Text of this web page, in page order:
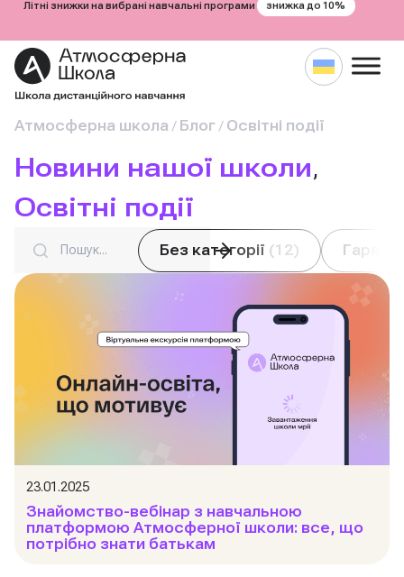
Перейти
вмісту
Літні знижки на вибрані навчальні програми знижка до 10%
Атмосферна школа / Блог / Освітні події
Новини нашої школи
Освітні події
Без категорії (12) Гарячі
23.01.2025
Знайомство-вебінар з навчальною
платформою Атмосферної школи: все, що
потрібно знати батькам